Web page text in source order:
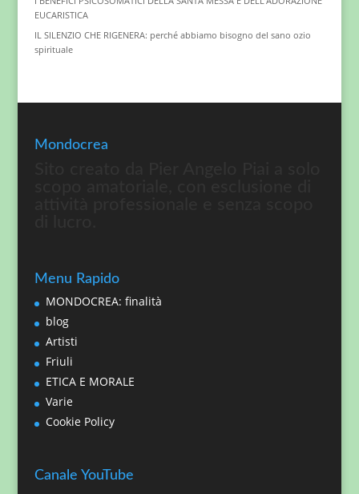
EUCARISTICA
IL SILENZIO CHE RIGENERA: perché abbiamo bisogno del sano ozio
spirituale
Mondocrea
Menu Rapido
MONDOCREA: finalità
blog
Artisti
Friuli
ETICA E MORALE
Varie
Cookie Policy
Canale YouTube